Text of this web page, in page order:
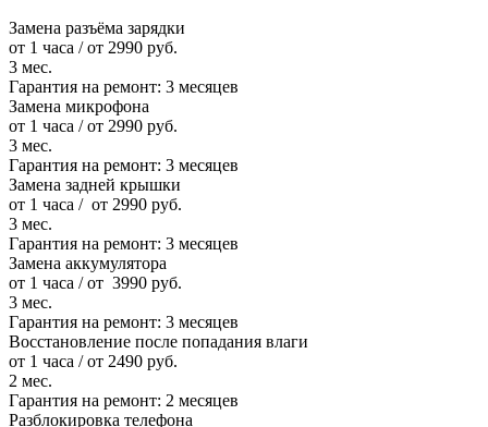
Замена разъёма зарядки
от 1 часа / от 2990 руб.
3 мес.
Гарантия на ремонт: 3 месяцев
Замена микрофона
от 1 часа / от 2990 руб.
3 мес.
Гарантия на ремонт: 3 месяцев
Замена задней крышки
от 1 часа / от 2990 руб.
3 мес.
Гарантия на ремонт: 3 месяцев
Замена аккумулятора
от 1 часа / от 3990 руб.
3 мес.
Гарантия на ремонт: 3 месяцев
Восстановление после попадания влаги
от 1 часа / от 2490 руб.
2 мес.
Гарантия на ремонт: 2 месяцев
Разблокировка телефона